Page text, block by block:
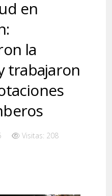
en
la
trabajaron
Visitas: 208